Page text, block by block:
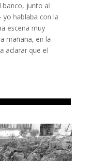
banco, junto al
yo hablaba con la
escena muy
mañana, en la
aclarar que el